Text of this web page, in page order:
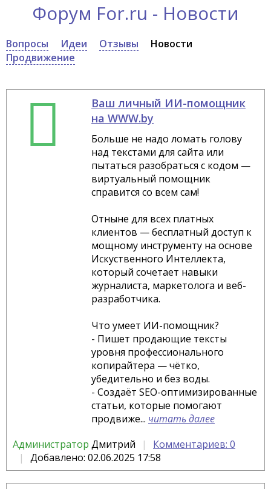
Форум For.ru - Новости
Вопросы Идеи Отзывы
Новости
Продвижение
Ваш личный ИИ-помощник
на WWW.by
Больше не надо ломать голову
над текстами для сайта или
пытаться разобраться с кодом —
виртуальный помощник
справится со всем сам!
Отныне для всех платных
клиентов — бесплатный доступ к
мощному инструменту на основе
Искуственного Интеллекта,
который сочетает навыки
журналиста, маркетолога и веб-
разработчика.
Что умеет ИИ-помощник?
- Пишет продающие тексты
уровня профессионального
копирайтера — чётко,
убедительно и без воды.
- Создаёт SEO-оптимизированные
статьи, которые помогают
продвиже... читать далее
Администратор Дмитрий
Комментариев: 0
Добавлено: 02.06.2025 17:58